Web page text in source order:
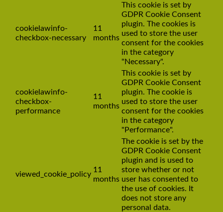
cookielawinfo-
checkbox-necessary
11
months
This cookie is set by
GDPR Cookie Consent
plugin. The cookies is
used to store the user
consent for the cookies
in the category
"Necessary".
cookielawinfo-
checkbox-
performance
11
months
This cookie is set by
GDPR Cookie Consent
plugin. The cookie is
used to store the user
consent for the cookies
in the category
"Performance".
viewed_cookie_policy
11
months
The cookie is set by the
GDPR Cookie Consent
plugin and is used to
store whether or not
user has consented to
the use of cookies. It
does not store any
personal data.